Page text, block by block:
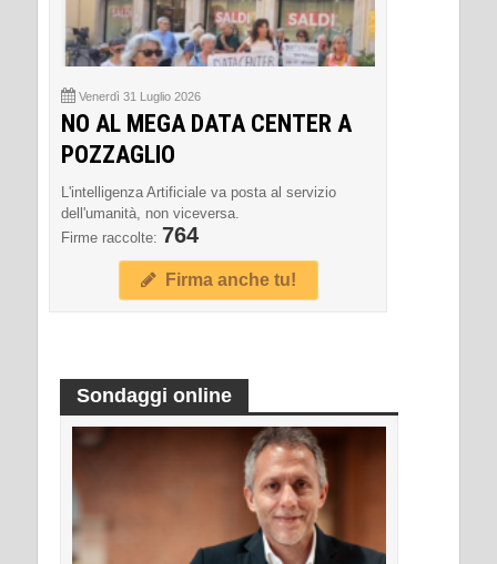
Venerdì 31 Luglio 2026
NO AL MEGA DATA CENTER A
POZZAGLIO
L'intelligenza Artificiale va posta al servizio
dell'umanità, non viceversa.
Firme raccolte: 764
Firma anche tu!
Sondaggi online